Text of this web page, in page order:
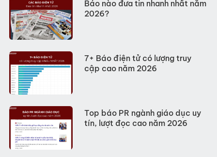
Báo nào đưa tin nhanh nhất năm
2026?
7+ Báo điện tử có lượng truy
cập cao năm 2026
Top báo PR ngành giáo dục uy
tín, lượt đọc cao năm 2026